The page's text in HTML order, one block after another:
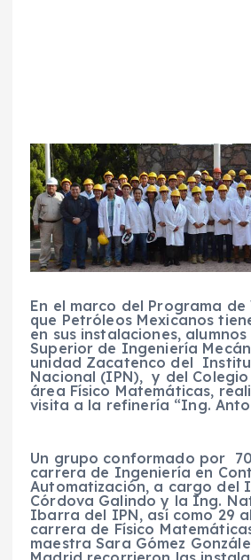
En el marco del Programa de
que Petróleos Mexicanos
en sus instalaciones,
Superior de Ingeniería
unidad Zacatenco del
Nacional (IPN), y del
área Físico Matemáticas,
visita a la refinería “Ing.
Un grupo conformado por
carrera de Ingeniería en
Automatización, a cargo del
Córdova Galindo y la Ing.
Ibarra del IPN, así como 29
carrera de Físico
maestra Sara Gómez